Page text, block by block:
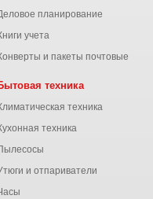
планирование
учета
и пакеты почтовые
техника
техника
техника
и отпариватели